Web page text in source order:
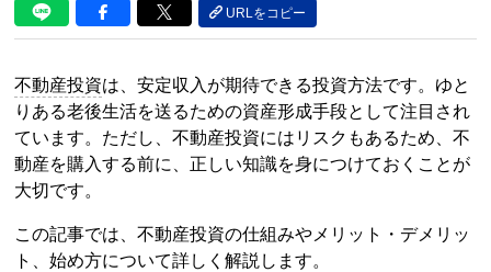
URLをコピー
不動産投資は、安定収入が期待できる投資方法です。ゆと
りある老後生活を送るための資産形成手段として注目され
ています。ただし、不動産投資にはリスクもあるため、不
動産を購入する前に、正しい知識を身につけておくことが
大切です。
この記事では、不動産投資の仕組みやメリット・デメリッ
ト、始め方について詳しく解説します。